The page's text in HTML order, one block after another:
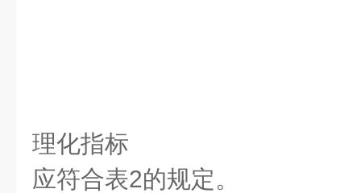
理化指标
应符合表2的规定。